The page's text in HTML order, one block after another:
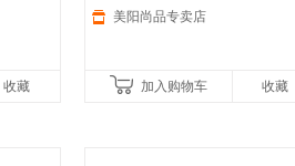
收藏
美阳尚品专卖店
加入购物车 收藏